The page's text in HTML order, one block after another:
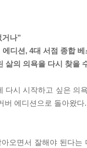
나”
디션, 4대 서점 종합
삶의 의욕을 다시 찾을
다시 시작하고 싶은 의
버 에디션으로 돌아왔
오면서 잘해야 된다